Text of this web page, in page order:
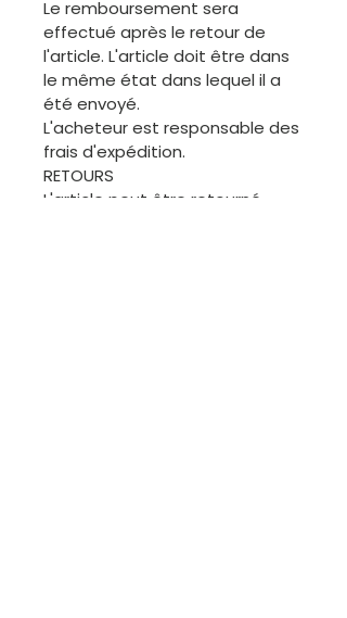
Le remboursement sera
effectué après le retour de
l'article. L'article doit être dans
le même état dans lequel il a
été envoyé.
L'acheteur est responsable des
frais d'expédition.
RETOURS
L'article peut être retourné